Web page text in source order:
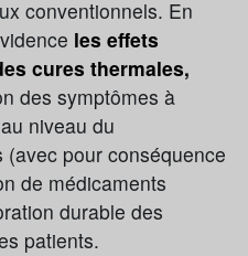
conventionnels. En
les effets
cures thermales,
des symptômes à
niveau du
pour conséquence
de médicaments
durable des
patients.